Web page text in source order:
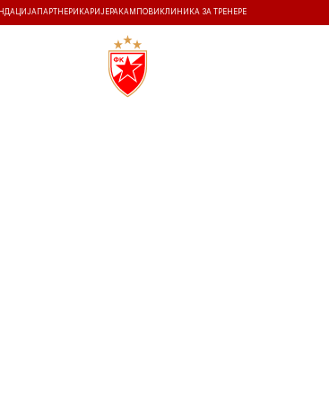
ПАРТНЕРИ КАРИЈЕРА КАМПОВИ КЛИНИКА ЗА ТРЕНЕРЕ